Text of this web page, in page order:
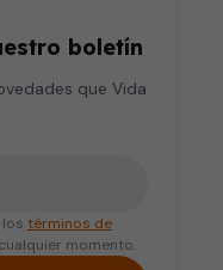
boletín
que Vida
términos de
momento.